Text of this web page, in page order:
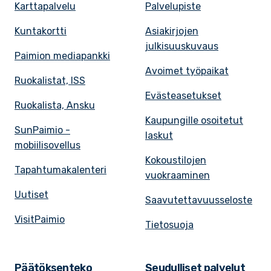
Karttapalvelu
Kuntakortti
Paimion mediapankki
Ruokalistat, ISS
Ruokalista, Ansku
SunPaimio -
mobiilisovellus
Tapahtumakalenteri
Uutiset
VisitPaimio
Palvelupiste
Asiakirjojen
julkisuuskuvaus
Avoimet työpaikat
Evästeasetukset
Kaupungille osoitetut
laskut
Kokoustilojen
vuokraaminen
Saavutettavuusseloste
Tietosuoja
Päätöksenteko Seudulliset palvelut